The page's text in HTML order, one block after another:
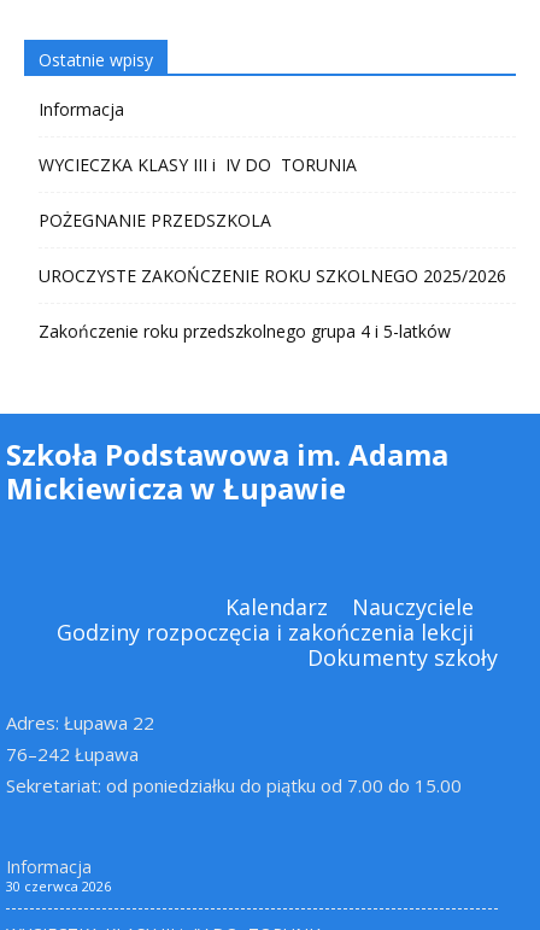
Ostatnie wpisy
Informacja
WYCIECZKA KLASY III i IV DO TORUNIA
POŻEGNANIE PRZEDSZKOLA
UROCZYSTE ZAKOŃCZENIE ROKU SZKOLNEGO 2025/2026
Zakończenie roku przedszkolnego grupa 4 i 5-latków
Szkoła Podstawowa im. Adama
Mickiewicza w Łupawie
Kalendarz
Nauczyciele
Godziny rozpoczęcia i zakończenia lekcji
Dokumenty szkoły
Adres: Łupawa 22
76–242 Łupawa
Sekretariat: od poniedziałku do piątku od 7.00 do 15.00
Informacja
30 czerwca 2026